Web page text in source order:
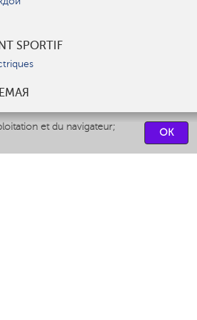
et du navigateur;
OK
SPORTIF